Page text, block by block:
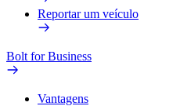
Reportar um veículo
Bolt for Business
Vantagens